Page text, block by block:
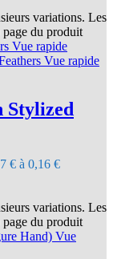
variations. Les
page du produit
Vue rapide
Vue rapide
Stylized
€ à 0,16 €
variations. Les
page du produit
Vue